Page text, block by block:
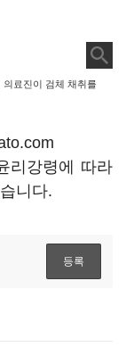
료진이 검체 채취를
리강령에 따라
니다.